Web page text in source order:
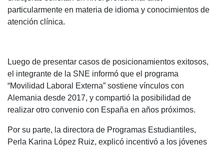
particularmente en materia de idioma y conocimientos de
atención clínica.
Luego de presentar casos de posicionamientos exitosos,
el integrante de la SNE informó que el programa
“Movilidad Laboral Externa” sostiene vínculos con
Alemania desde 2017, y compartió la posibilidad de
realizar otro convenio con España en años próximos.
Por su parte, la directora de Programas Estudiantiles,
Perla Karina López Ruiz, explicó incentivó a los jóvenes